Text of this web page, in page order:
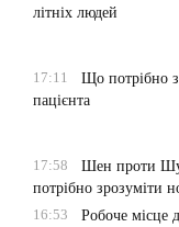
літніх людей
17:11
Що потрібно
пацієнта
17:58
Шен проти Шу:
потрібно зрозуміти
16:53
Робоче місце